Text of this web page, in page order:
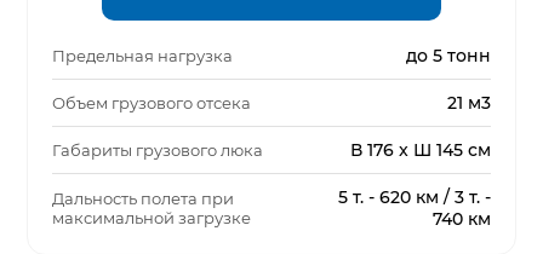
Предельная нагрузка до 5 тонн
Объем грузового отсека 21 м3
Габариты грузового люка В 176 x Ш 145 см
Дальность полета при
максимальной загрузке
5 т. - 620 км / 3 т. -
740 км